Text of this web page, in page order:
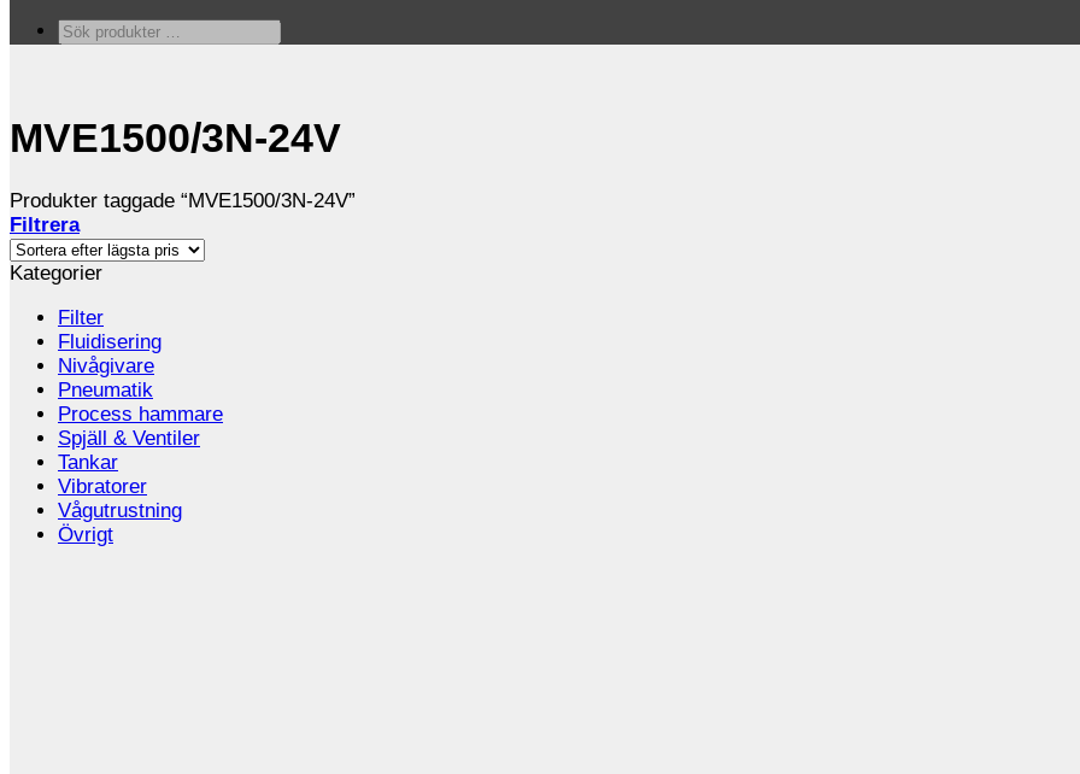
Sök
MVE1500/3N-24V
Produkter taggade “MVE1500/3N-24V”
Filtrera
Kategorier
Filter
Fluidisering
Nivågivare
Pneumatik
Process hammare
Spjäll & Ventiler
Tankar
Vibratorer
Vågutrustning
Övrigt